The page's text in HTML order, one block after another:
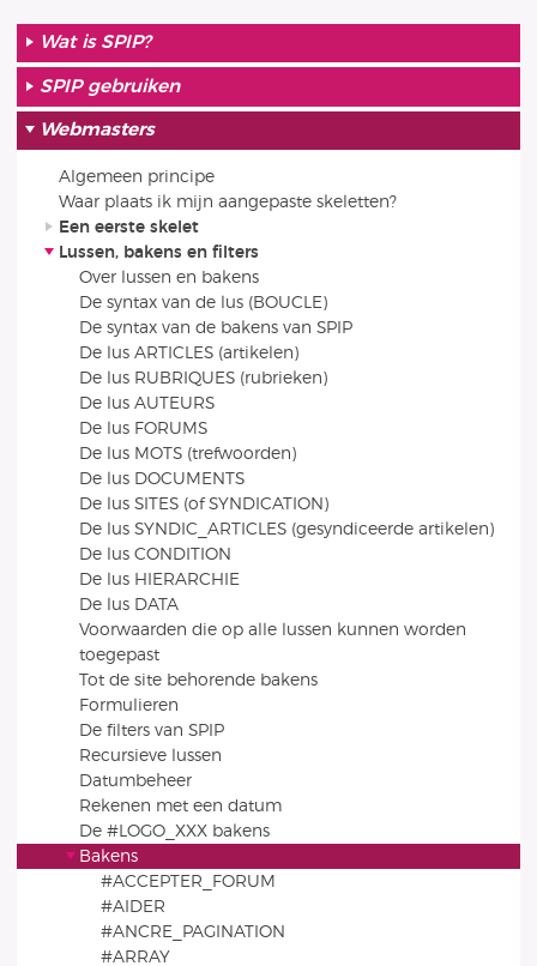
Wat is SPIP?
SPIP gebruiken
Webmasters
Algemeen principe
Waar plaats ik mijn aangepaste skeletten?
Een eerste skelet
Lussen, bakens en filters
Over lussen en bakens
De syntax van de lus (BOUCLE)
De syntax van de bakens van SPIP
De lus ARTICLES (artikelen)
De lus RUBRIQUES (rubrieken)
De lus AUTEURS
De lus FORUMS
De lus MOTS (trefwoorden)
De lus DOCUMENTS
De lus SITES (of SYNDICATION)
De lus SYNDIC_ARTICLES (gesyndiceerde artikelen)
De lus CONDITION
De lus HIERARCHIE
De lus DATA
Voorwaarden die op alle lussen kunnen worden
toegepast
Tot de site behorende bakens
Formulieren
De filters van SPIP
Recursieve lussen
Datumbeheer
Rekenen met een datum
De #LOGO_XXX bakens
Bakens
#ACCEPTER_FORUM
#AIDER
#ANCRE_PAGINATION
#ARRAY